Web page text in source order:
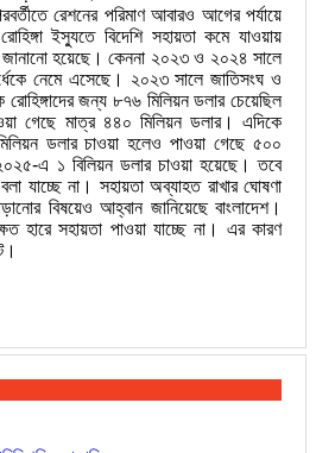
রেশনের পরিমাণ আবারও আগের পর্যায়ে
ইস্যুতে বিদেশি সহায়তা কমে যাওয়ায়
জানানো হয়েছে। কেননা ২০২৩ ও ২০২৪ সালে
নেমে এসেছে। ২০২৩ সালে জাতিসংঘ ও
জন্য ৮৭৬ মিলিয়ন ডলার চেয়েছিল
গেছে মাত্র ৪৪০ মিলিয়ন ডলার। এদিকে
ডলার চাওয়া হলেও পাওয়া গেছে ৫০০
এ ১ বিলিয়ন ডলার চাওয়া হয়েছে। তবে
যাচ্ছে না। সহায়তা অব্যাহত রাখার ঘোষণা
বিষয়েও আহ্বান জানিয়েছে বাংলাদেশ।
হারে সহায়তা পাওয়া যাচ্ছে না। এর কারণ